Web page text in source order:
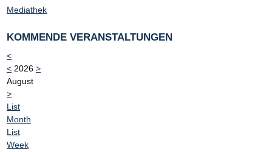
Mediathek
KOMMENDE VERANSTALTUNGEN
<
< 2026 >
August
>
List
Month
List
Week